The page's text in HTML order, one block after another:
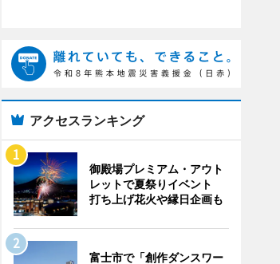
アクセスランキング
御殿場プレミアム・アウト
レットで夏祭りイベント
打ち上げ花火や縁日企画も
富士市で「創作ダンスワー